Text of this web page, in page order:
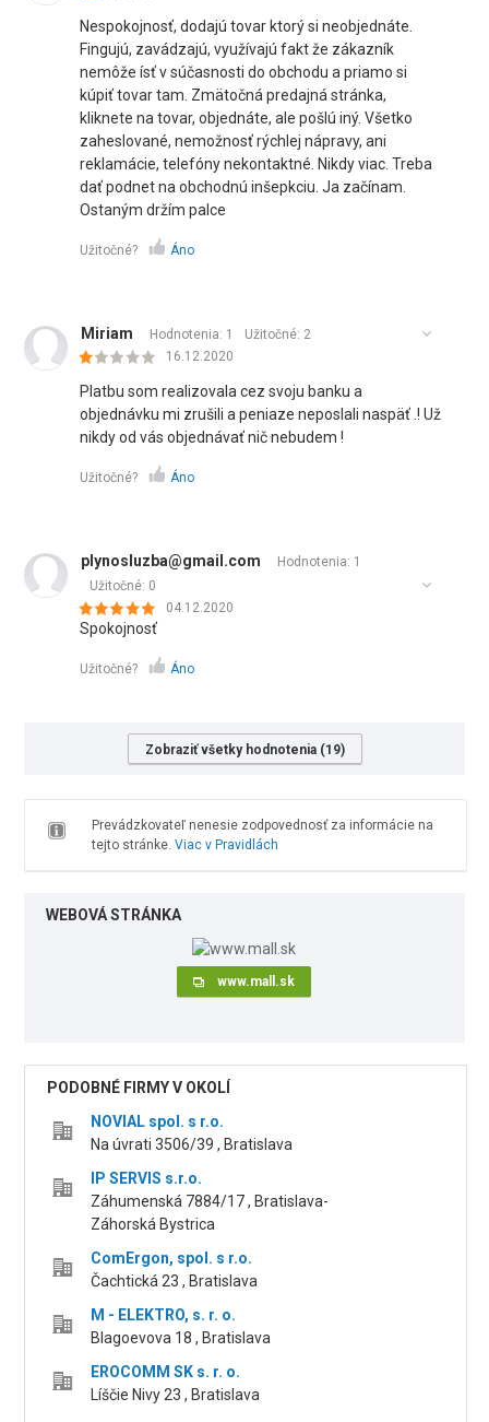
Nespokojnosť, dodajú tovar ktorý si neobjednáte.
Fingujú, zavádzajú, využívajú fakt že zákazník
nemôže ísť v súčasnosti do obchodu a priamo si
kúpiť tovar tam. Zmätočná predajná stránka,
kliknete na tovar, objednáte, ale pošlú iný. Všetko
zaheslované, nemožnosť rýchlej nápravy, ani
reklamácie, telefóny nekontaktné. Nikdy viac. Treba
dať podnet na obchodnú inšepkciu. Ja začínam.
Ostaným držím palce
Užitočné? Áno
Miriam Hodnotenia: 1 Užitočné: 2
16.12.2020
Platbu som realizovala cez svoju banku a
objednávku mi zrušili a peniaze neposlali naspäť .! Už
nikdy od vás objednávať nič nebudem !
Užitočné? Áno
plynosluzba@gmail.com
Hodnotenia: 1
Užitočné: 0
04.12.2020
Spokojnosť
Užitočné? Áno
Zobraziť všetky hodnotenia (19)
Prevádzkovateľ nenesie zodpovednosť za informácie na
tejto stránke. Viac v Pravidlách
WEBOVÁ STRÁNKA
www.mall.sk
PODOBNÉ FIRMY V OKOLÍ
NOVIAL spol. s r.o.
Na úvrati 3506/39 , Bratislava
IP SERVIS s.r.o.
Záhumenská 7884/17 , Bratislava-
Záhorská Bystrica
ComErgon, spol. s r.o.
Čachtická 23 , Bratislava
M - ELEKTRO, s. r. o.
Blagoevova 18 , Bratislava
EROCOMM SK s. r. o.
Líščie Nivy 23 , Bratislava